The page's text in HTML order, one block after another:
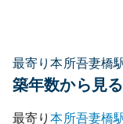
最寄り本所吾妻橋
築年数から見
最寄り本所吾妻橋